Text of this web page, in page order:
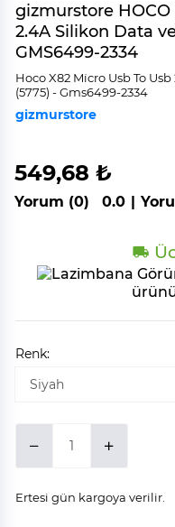
gizmurstore HOCO
2.4A Silikon Data
GMS6499-2334
Hoco X82 Mi̇cro Usb To
(5775) - Gms6499-2334
gizmurstore
549,68 ₺
Yorum (0) 0.0 |
Renk:
Ertesi gün kargoya verilir.